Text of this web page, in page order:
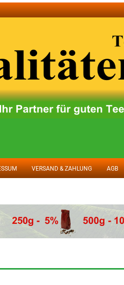
VERSAND & ZAHLUNG AGB